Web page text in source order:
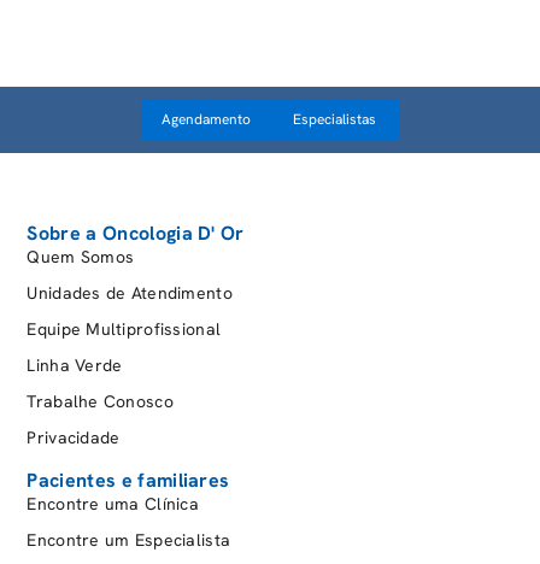
Agendamento Especialistas
Sobre a Oncologia D' Or
Quem Somos
Unidades de Atendimento
Equipe Multiprofissional
Linha Verde
Trabalhe Conosco
Privacidade
Pacientes e familiares
Encontre uma Clínica
Encontre um Especialista